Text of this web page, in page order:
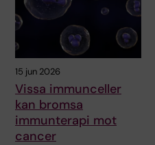
15 jun 2026
Vissa immunceller
kan bromsa
immunterapi mot
cancer